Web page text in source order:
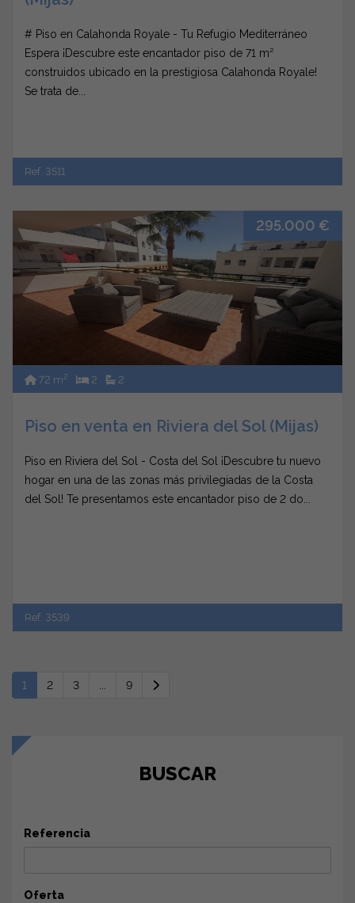
# Piso en Calahonda Royale - Tu Refugio Mediterráneo
Espera ¡Descubre este encantador piso de 71 m²
construidos ubicado en la prestigiosa Calahonda Royale!
Se trata de...
Ref. 3511
295.000 €
72 m2 2 2
Piso en venta en Riviera del Sol (Mijas)
Piso en Riviera del Sol - Costa del Sol ¡Descubre tu nuevo
hogar en una de las zonas más privilegiadas de la Costa
del Sol! Te presentamos este encantador piso de 2 do...
Ref. 3539
1 2 3 ... 9
BUSCAR
Referencia
Oferta